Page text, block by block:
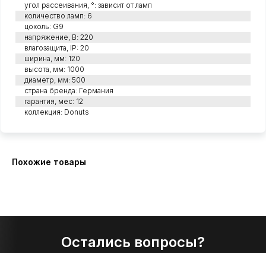
угол рассеивания, °: зависит от ламп
количество ламп: 6
цоколь: G9
напряжение, В: 220
влагозащита, IP: 20
ширина, мм: 120
высота, мм: 1000
диаметр, мм: 500
страна бренда: Германия
гарантия, мес: 12
коллекция: Donuts
Похожие товары
Остались вопросы?